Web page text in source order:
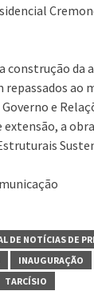
construção da
repassados ao
e
a
DE NOTÍCIAS DE
INAUGURAÇÃO
TARCÍSIO